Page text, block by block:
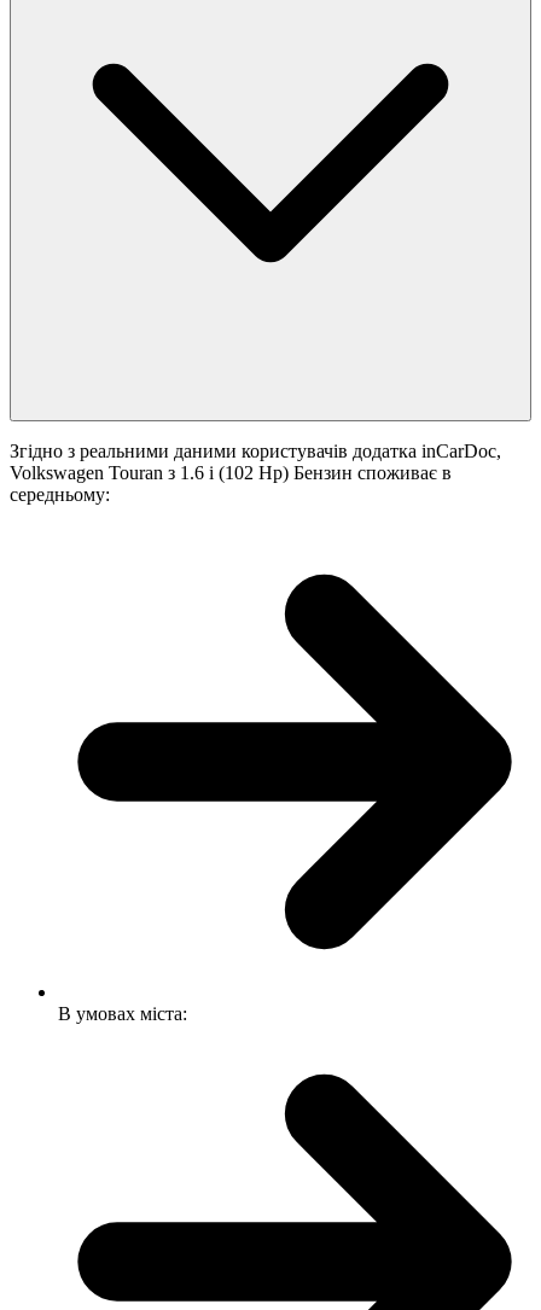
Згідно з реальними даними користувачів додатка inCarDoc,
Volkswagen Touran з 1.6 i (102 Hp) Бензин споживає в
середньому:
В умовах міста: